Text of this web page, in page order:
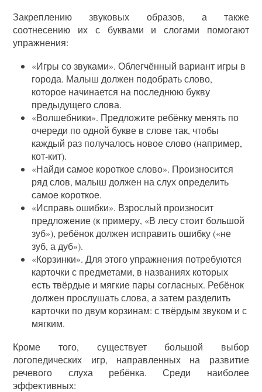
Закреплению звуковых образов, а также
соотнесению их с буквами и слогами помогают
упражнения:
«Игры со звуками». Облегчённый вариант игры в
города. Малыш должен подобрать слово,
которое начинается на последнюю букву
предыдущего слова.
«Волшебники». Предложите ребёнку менять по
очереди по одной букве в слове так, чтобы
каждый раз получалось новое слово (например,
кот-кит).
«Найди самое короткое слово». Произносится
ряд слов, малыш должен на слух определить
самое короткое.
«Исправь ошибки». Взрослый произносит
предложение (к примеру, «В лесу стоит большой
зуб»), ребёнок должен исправить ошибку («не
зуб, а дуб»).
«Корзинки». Для этого упражнения потребуются
карточки с предметами, в названиях которых
есть твёрдые и мягкие пары согласных. Ребёнок
должен прослушать слова, а затем разделить
карточки по двум корзинам: с твёрдым звуком и с
мягким.
Кроме того, существует большой выбор
логопедических игр, направленных на развитие
речевого слуха ребёнка. Среди наиболее
эффективных: